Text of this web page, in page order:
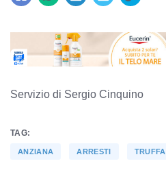
Servizio di Sergio Cinquino
TAG:
ANZIANA ARRESTI TRUFFA